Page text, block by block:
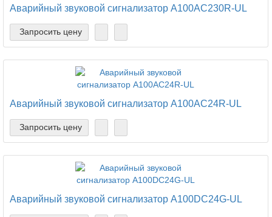
Аварийный звуковой сигнализатор A100AC230R-UL
Запросить цену
Аварийный звуковой сигнализатор A100AC24R-UL
Запросить цену
Аварийный звуковой сигнализатор A100DC24G-UL